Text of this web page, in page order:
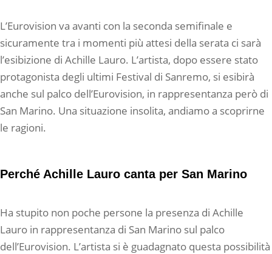
L’Eurovision va avanti con la seconda semifinale e
sicuramente tra i momenti più attesi della serata ci sarà
l’esibizione di Achille Lauro. L’artista, dopo essere stato
protagonista degli ultimi Festival di Sanremo, si esibirà
anche sul palco dell’Eurovision, in rappresentanza però di
San Marino. Una situazione insolita, andiamo a scoprirne
le ragioni.
Perché Achille Lauro canta per San Marino
Ha stupito non poche persone la presenza di Achille
Lauro in rappresentanza di San Marino sul palco
dell’Eurovision. L’artista si è guadagnato questa possibilità